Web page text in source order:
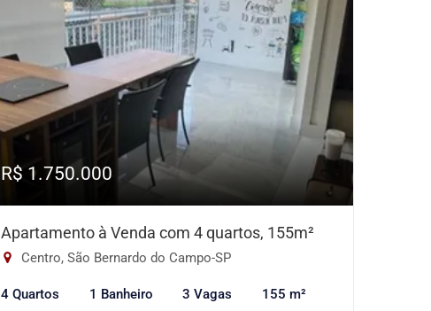
R$ 1.750.000
Apartamento à Venda com 4 quartos, 155m²
Centro, São Bernardo do Campo-SP
4 Quartos 1 Banheiro 3 Vagas 155 m²